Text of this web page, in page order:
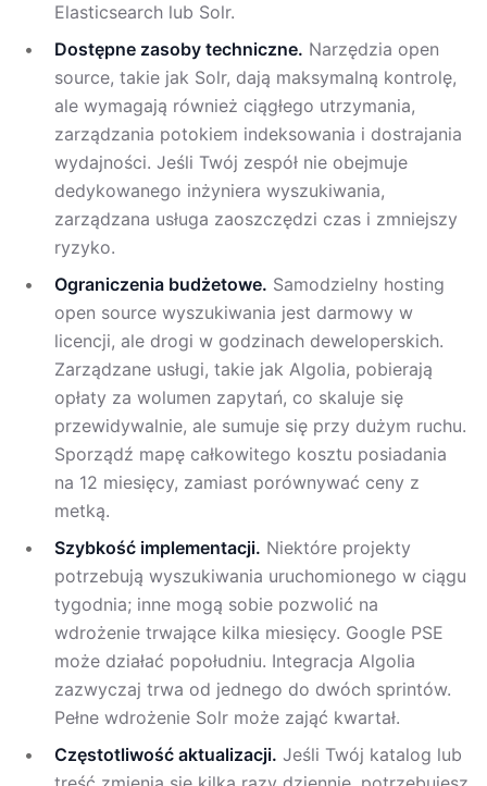
Elasticsearch lub Solr.
Dostępne zasoby techniczne. Narzędzia open
source, takie jak Solr, dają maksymalną kontrolę,
ale wymagają również ciągłego utrzymania,
zarządzania potokiem indeksowania i dostrajania
wydajności. Jeśli Twój zespół nie obejmuje
dedykowanego inżyniera wyszukiwania,
zarządzana usługa zaoszczędzi czas i zmniejszy
ryzyko.
Ograniczenia budżetowe. Samodzielny hosting
open source wyszukiwania jest darmowy w
licencji, ale drogi w godzinach deweloperskich.
Zarządzane usługi, takie jak Algolia, pobierają
opłaty za wolumen zapytań, co skaluje się
przewidywalnie, ale sumuje się przy dużym ruchu.
Sporządź mapę całkowitego kosztu posiadania
na 12 miesięcy, zamiast porównywać ceny z
metką.
Szybkość implementacji. Niektóre projekty
potrzebują wyszukiwania uruchomionego w ciągu
tygodnia; inne mogą sobie pozwolić na
wdrożenie trwające kilka miesięcy. Google PSE
może działać popołudniu. Integracja Algolia
zazwyczaj trwa od jednego do dwóch sprintów.
Pełne wdrożenie Solr może zająć kwartał.
Częstotliwość aktualizacji. Jeśli Twój katalog lub